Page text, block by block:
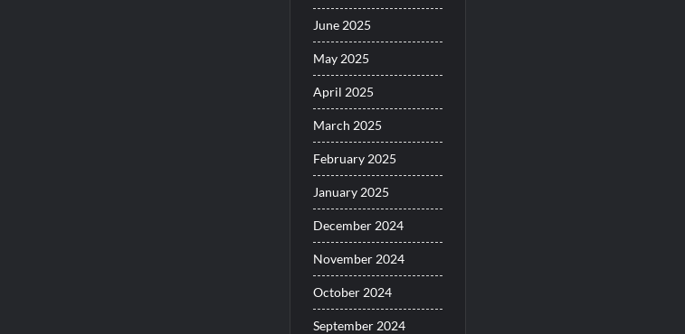
June 2025
May 2025
April 2025
March 2025
February 2025
January 2025
December 2024
November 2024
October 2024
September 2024